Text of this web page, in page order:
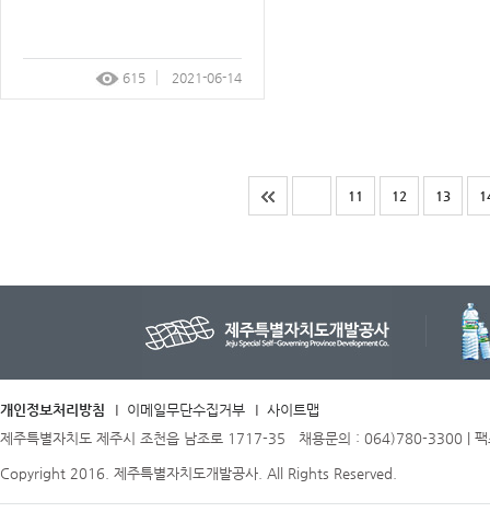
615 2021-06-14
11 12 13
개인정보처리방침 이메일무단수집거부
사이트맵
제주특별자치도 제주시 조천읍 남조로 1717-35 채용문의 : 064)780-3300 |
Copyright 2016. 제주특별자치도개발공사. All Rights Reserved.